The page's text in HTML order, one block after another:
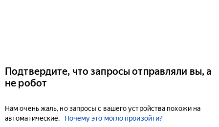
Подтвердите, что запросы отправляли вы, а
не робот
Нам очень жаль, но запросы с вашего устройства похожи на
автоматические.
Почему это могло произойти?